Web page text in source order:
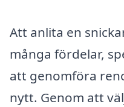
Att anlita en
många fördelar,
att genomföra
nytt. Genom att